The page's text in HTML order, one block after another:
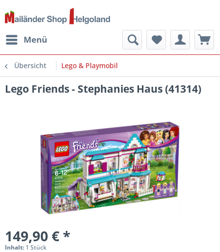
Menü
Übersicht Lego & Playmobil
Lego Friends - Stephanies Haus (41314)
149,90 € *
Inhalt: 1 Stück